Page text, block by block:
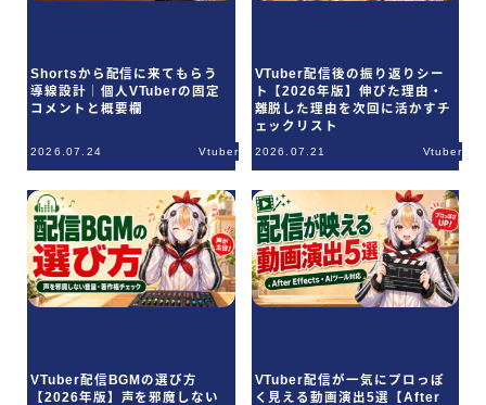
Shortsから配信に来てもらう
導線設計｜個人VTuberの固定
コメントと概要欄
2026.07.24 Vtuber
VTuber配信後の振り返りシー
ト【2026年版】伸びた理由・
離脱した理由を次回に活かすチ
ェックリスト
2026.07.21 Vtuber
VTuber配信BGMの選び方
【2026年版】声を邪魔しない
VTuber配信が一気にプロっぽ
く見える動画演出5選【After